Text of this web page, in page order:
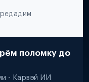
поломку до
- Карвэй ИИ